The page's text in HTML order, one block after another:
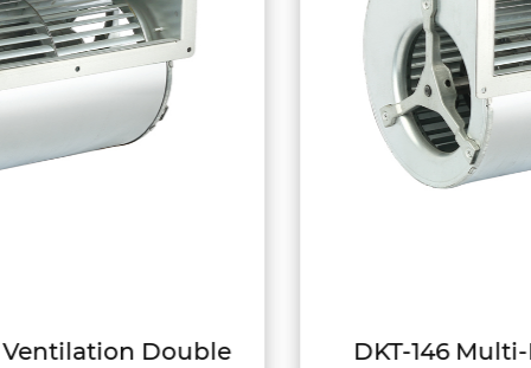
DKT-146 Multi-Function Variable